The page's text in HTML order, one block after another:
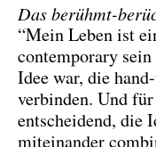
Das berühmt-
“Mein Leben ist
contemporary
Idee war, die
verbinden. Und
entscheidend, die
miteinander